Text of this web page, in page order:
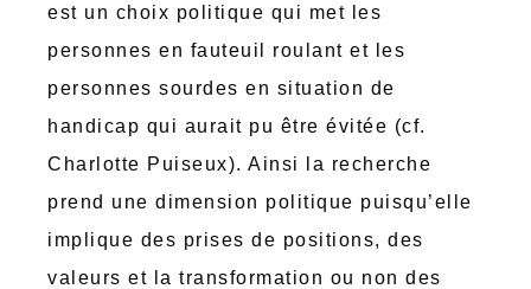
est un choix politique qui met les
personnes en fauteuil roulant et les
personnes sourdes en situation de
handicap qui aurait pu être évitée (cf.
Charlotte Puiseux). Ainsi la recherche
prend une dimension politique puisqu’elle
implique des prises de positions, des
valeurs et la transformation ou non des